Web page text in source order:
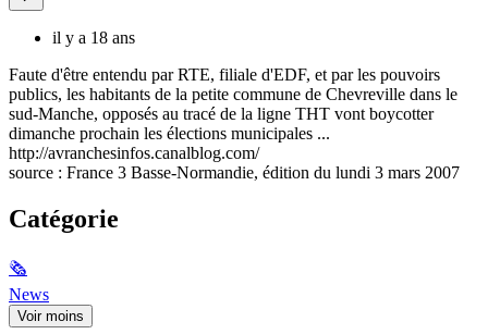
il y a 18 ans
Faute d'être entendu par RTE, filiale d'EDF, et par les pouvoirs
publics, les habitants de la petite commune de Chevreville dans le
sud-Manche, opposés au tracé de la ligne THT vont boycotter
dimanche prochain les élections municipales ...
http://avranchesinfos.canalblog.com/
source : France 3 Basse-Normandie, édition du lundi 3 mars 2007
Catégorie
🗞
News
Voir moins